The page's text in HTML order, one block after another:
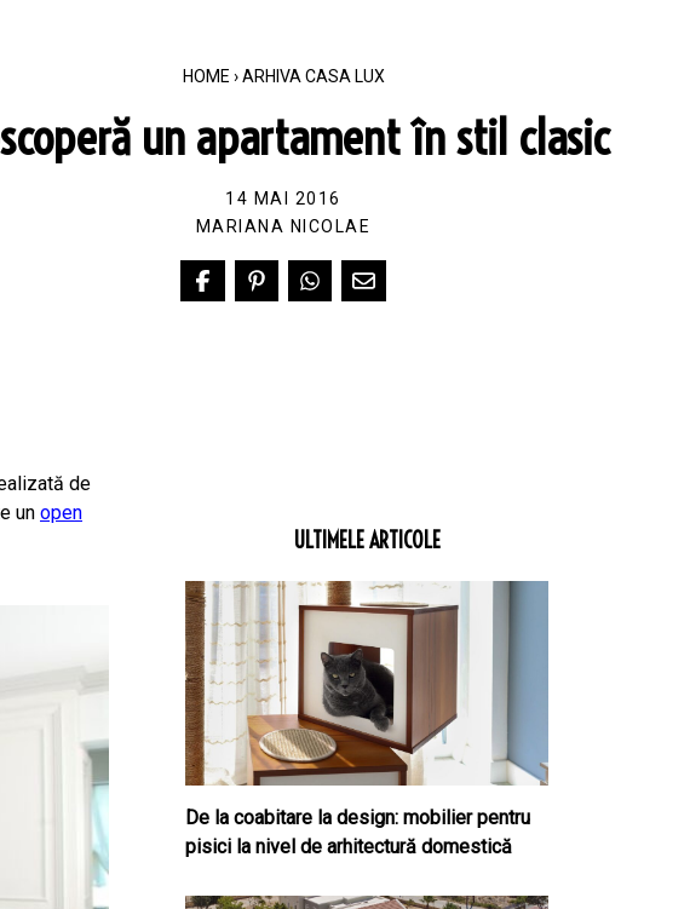
HOME › ARHIVA CASA LUX
un apartament în stil clasic
14 MAI 2016
MARIANA NICOLAE
de
un open
ULTIMELE ARTICOLE
De la coabitare la design: mobilier pentru
pisici la nivel de arhitectură domestică